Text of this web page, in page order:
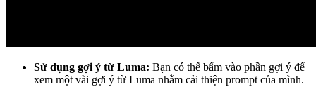
Sử dụng gợi ý từ Luma: Bạn có thể bấm vào phần gợi ý để
xem một vài gợi ý từ Luma nhằm cải thiện prompt của mình.